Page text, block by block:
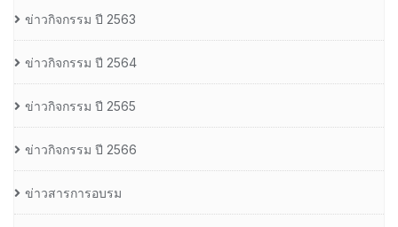
ข่าวกิจกรรม ปี 2563
ข่าวกิจกรรม ปี 2564
ข่าวกิจกรรม ปี 2565
ข่าวกิจกรรม ปี 2566
ข่าวสารการอบรม